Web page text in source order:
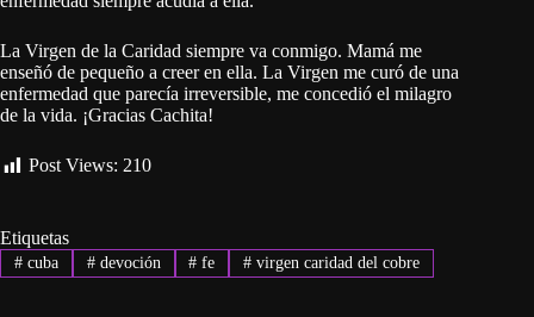
La Virgen de la Caridad siempre va conmigo. Mamá me
enseñó de pequeño a creer en ella. La Virgen me curó de una
enfermedad que parecía irreversible, me concedió el milagro
de la vida. ¡Gracias Cachita!
Post Views: 210
Etiquetas
#cuba #devoción # fe # virgen caridad del cobre